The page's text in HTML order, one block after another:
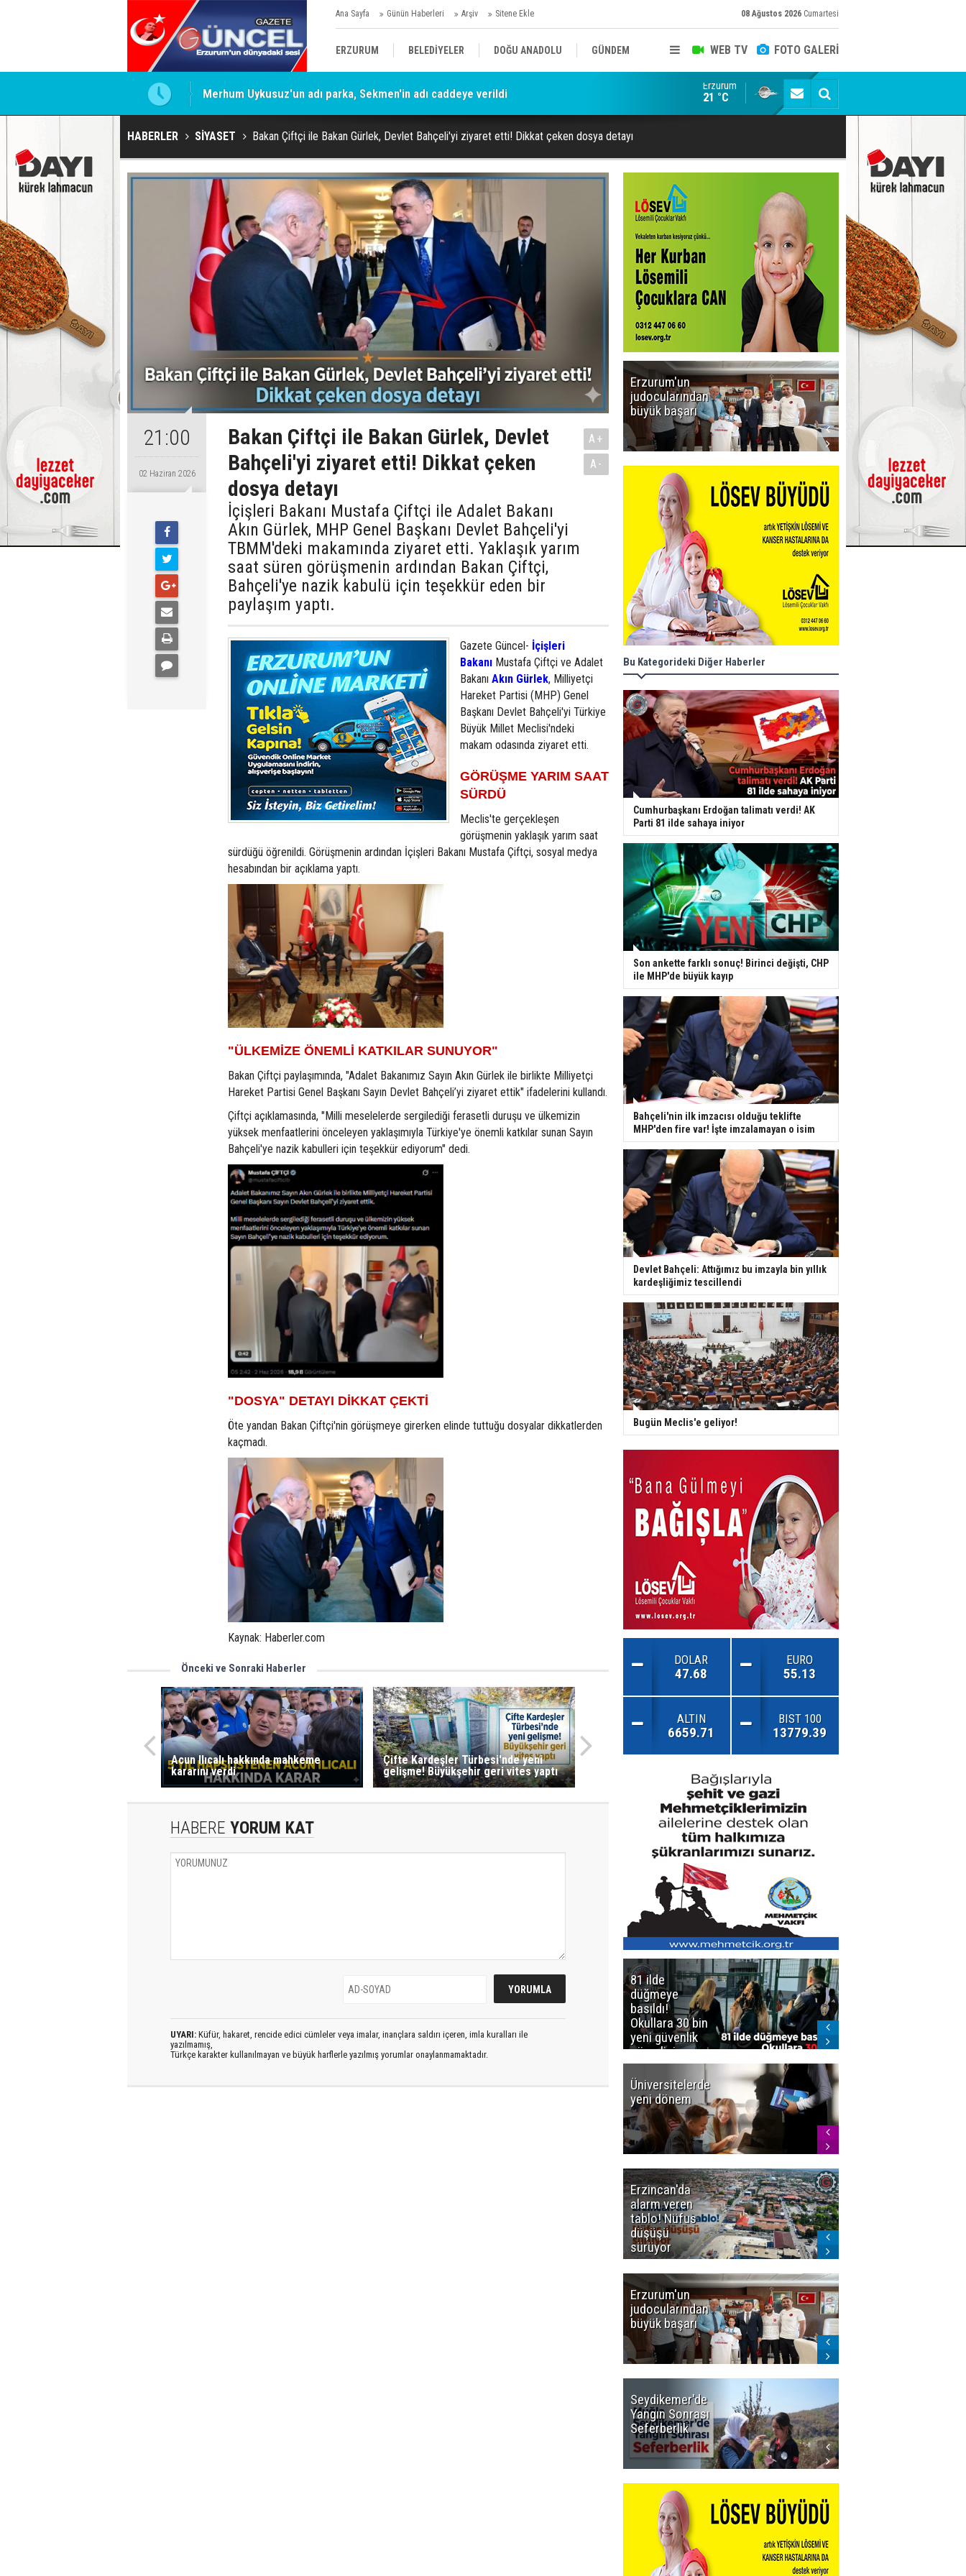
Ana Sayfa Günün Haberleri Arşiv Sitene Ekle 08 Ağustos 2026 Cumartesi
WEB TV FOTO GALERİ
ERZURUM BELEDİYELER DOĞU ANADOLU GÜNDEM
SİYASET AFAD/ SAVAŞ SPOR
KÜLTÜR/SANAT//MAĞAZİN BODRUM
Merhum Uykusuz'un adı parka, Sekmen'in adı caddeye verildi Konuşanlar'a katıldı, söyledikleri başına iş açtı!
Erzurum
21 °C
HABERLER SİYASET Bakan Çiftçi ile Bakan Gürlek, Devlet Bahçeli'yi ziyaret etti! Dikkat çeken dosya detayı
21:00
02 Haziran 2026
Bakan Çiftçi ile Bakan Gürlek, Devlet
Bahçeli'yi ziyaret etti! Dikkat çeken
dosya detayı
İçişleri Bakanı Mustafa Çiftçi ile Adalet Bakanı
Akın Gürlek, MHP Genel Başkanı Devlet Bahçeli'yi
TBMM'deki makamında ziyaret etti. Yaklaşık yarım
saat süren görüşmenin ardından Bakan Çiftçi,
Bahçeli'ye nazik kabulü için teşekkür eden bir
paylaşım yaptı.
A+
A-
Gazete Güncel- İçişleri
Bakanı Mustafa Çiftçi ve Adalet
Bakanı Akın Gürlek, Milliyetçi
Hareket Partisi (MHP) Genel
Başkanı Devlet Bahçeli'yi Türkiye
Büyük Millet Meclisi'ndeki
makam odasında ziyaret etti.
GÖRÜŞME YARIM SAAT
SÜRDÜ
Meclis'te gerçekleşen
görüşmenin yaklaşık yarım saat
sürdüğü öğrenildi. Görüşmenin ardından İçişleri Bakanı Mustafa Çiftçi, sosyal medya
hesabından bir açıklama yaptı.
"ÜLKEMİZE ÖNEMLİ KATKILAR SUNUYOR"
Bakan Çiftçi paylaşımında, "Adalet Bakanımız Sayın Akın Gürlek ile birlikte Milliyetçi
Hareket Partisi Genel Başkanı Sayın Devlet Bahçeli’yi ziyaret ettik" ifadelerini kullandı.
Çiftçi açıklamasında, "Milli meselelerde sergilediği ferasetli duruşu ve ülkemizin
yüksek menfaatlerini önceleyen yaklaşımıyla Türkiye'ye önemli katkılar sunan Sayın
Bahçeli'ye nazik kabulleri için teşekkür ediyorum" dedi.
"DOSYA" DETAYI DİKKAT ÇEKTİ
Öte yandan Bakan Çiftçi'nin görüşmeye girerken elinde tuttuğu dosyalar dikkatlerden
kaçmadı.
Kaynak: Haberler.com
Önceki ve Sonraki Haberler
Acun Ilıcalı hakkında mahkeme
kararını verdi
Çifte Kardeşler Türbesi'nde yeni
gelişme! Büyükşehir geri vites yaptı
HABERE YORUM KAT
UYARI: Küfür, hakaret, rencide edici cümleler veya imalar, inançlara saldırı içeren, imla kuralları ile
yazılmamış,
Türkçe karakter kullanılmayan ve büyük harflerle yazılmış yorumlar onaylanmamaktadır.
Erzurum'un
judocularından
büyük başarı
Bu Kategorideki Diğer Haberler
Cumhurbaşkanı Erdoğan talimatı verdi! AK
Parti 81 ilde sahaya iniyor
Son ankette farklı sonuç! Birinci değişti, CHP
ile MHP'de büyük kayıp
Bahçeli'nin ilk imzacısı olduğu teklifte
MHP'den fire var! İşte imzalamayan o isim
Devlet Bahçeli: Attığımız bu imzayla bin yıllık
kardeşliğimiz tescillendi
Bugün Meclis'e geliyor!
DOLAR
47.68
EURO
55.13
ALTIN
6659.71
BIST 100
13779.39
81 ilde
düğmeye
basıldı!
Okullara 30 bin
yeni güvenlik
görevlisi
Üniversitelerde
yeni dönem
Erzincan'da
alarm veren
tablo! Nüfus
düşüşü
sürüyor
Erzurum'un
judocularından
büyük başarı
Seydikemer'de
Yangın Sonrası
Seferberlik